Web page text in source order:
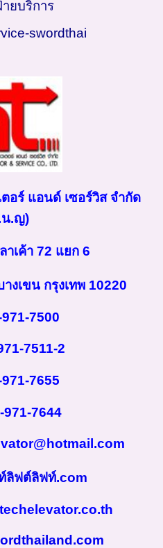
ยบริการ
swordthai
ตอร์ แอนด์ เซอร์วิส จำกัด
น.ญ)
เค้า 72 แยก 6
งเขน กรุงเทพ 10220
7500
7511-2
7655
971-7644
ลิฟต์ลิฟท์.com